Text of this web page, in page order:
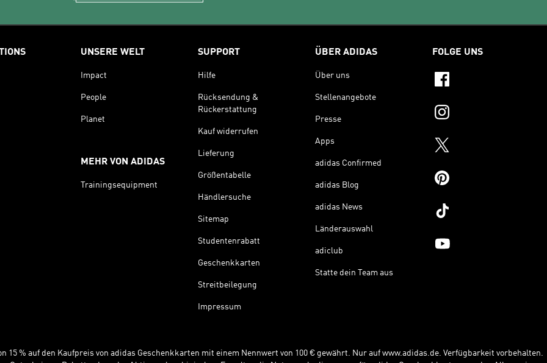
UNSERE WELT
Impact
People
Planet
MEHR VON ADIDAS
Trainingsequipment
SUPPORT
Hilfe
Rücksendung &
Rückerstattung
Kauf widerrufen
Lieferung
Größentabelle
Händlersuche
Sitemap
Studentenrabatt
Geschenkkarten
Streitbeilegung
Impressum
ÜBER ADIDAS
Über uns
Stellenangebote
Presse
Apps
adidas Confirmed
adidas Blog
adidas News
Länderauswahl
adiclub
Statte dein Team aus
FOLGE UNS
15 % auf den Kaufpreis von adidas Geschenkkarten mit einem Nennwert von 100 € gewährt. Nur auf www.adidas.de. Verfügbarkeit vorbehalten.